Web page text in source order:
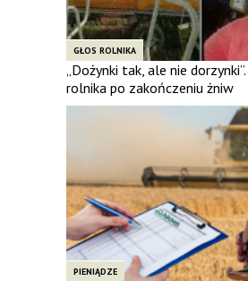
GŁOS ROLNIKA
„Dożynki tak, ale nie
rolnika po zakończeniu żniw
PIENIĄDZE